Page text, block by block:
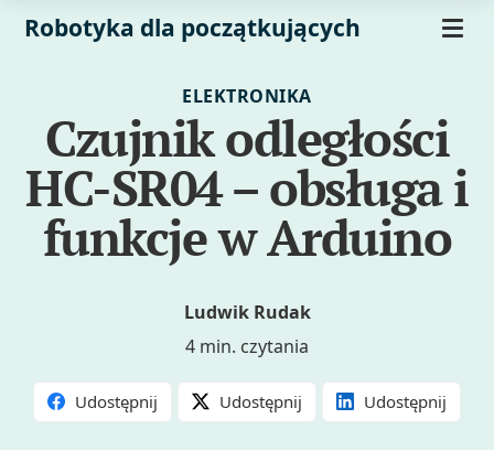
Robotyka dla początkujących
ELEKTRONIKA
Czujnik odległości
HC-SR04 – obsługa i
funkcje w Arduino
Ludwik Rudak
4 min. czytania
Udostępnij Udostępnij Udostępnij